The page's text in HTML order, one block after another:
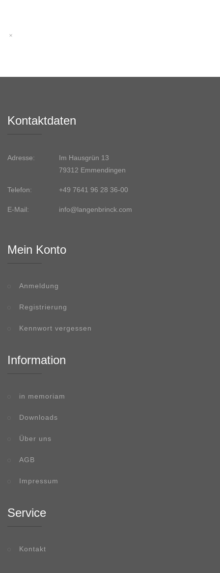
Kontaktdaten
Adresse:
Im Hausgrün 13
79312 Emmendingen
Telefon: +49 7641 96 28 36-00
E-Mail: info@langenbrinck.com
Mein Konto
Anmeldung
Registrierung
Kennwort vergessen
Information
in memoriam
Downloads
Über uns
AGB
Impressum
Service
Kontakt